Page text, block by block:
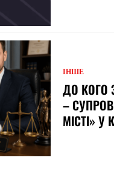
ІНШЕ
ДО КОГО
–
МІСТІ» У